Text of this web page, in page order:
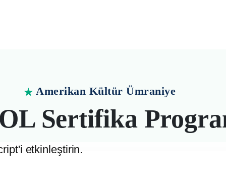
★ Amerikan Kültür Ümraniye
Sertifika
İngilizce öğretmeni olun. Ümraniye
etkinleştirin.